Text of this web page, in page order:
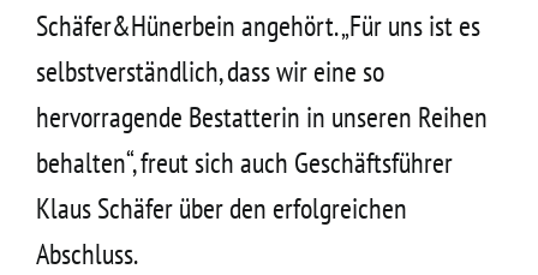
Schäfer&Hünerbein angehört. „Für uns ist es
selbstverständlich, dass wir eine so
hervorragende Bestatterin in unseren Reihen
behalten“, freut sich auch Geschäftsführer
Klaus Schäfer über den erfolgreichen
Abschluss.